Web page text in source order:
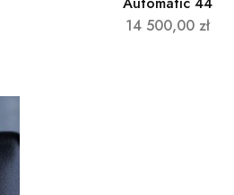
14 500,00 zł